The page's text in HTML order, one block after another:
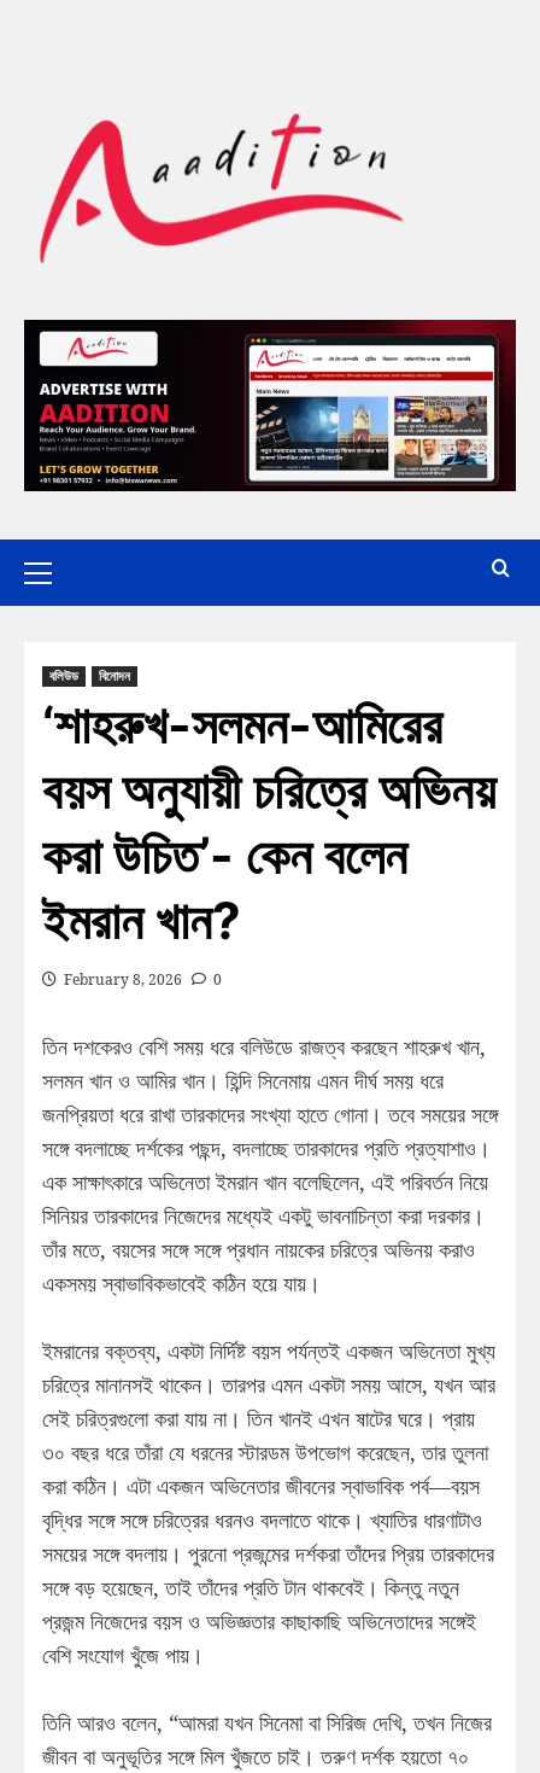
বলিউড বিনোদন
‘শাহরুখ-সলমন-আমিরের
বয়স অনুযায়ী চরিত্রে অভিনয়
করা উচিত’- কেন বলেন
ইমরান খান?
February 8, 2026 0
তিন দশকেরও বেশি সময় ধরে বলিউডে রাজত্ব করছেন শাহরুখ খান,
সলমন খান ও আমির খান। হিন্দি সিনেমায় এমন দীর্ঘ সময় ধরে
জনপ্রিয়তা ধরে রাখা তারকাদের সংখ্যা হাতে গোনা। তবে সময়ের সঙ্গে
সঙ্গে বদলাচ্ছে দর্শকের পছন্দ, বদলাচ্ছে তারকাদের প্রতি প্রত্যাশাও।
এক সাক্ষাৎকারে অভিনেতা ইমরান খান বলেছিলেন, এই পরিবর্তন নিয়ে
সিনিয়র তারকাদের নিজেদের মধ্যেই একটু ভাবনাচিন্তা করা দরকার।
তাঁর মতে, বয়সের সঙ্গে সঙ্গে প্রধান নায়কের চরিত্রে অভিনয় করাও
একসময় স্বাভাবিকভাবেই কঠিন হয়ে যায়।
ইমরানের বক্তব্য, একটা নির্দিষ্ট বয়স পর্যন্তই একজন অভিনেতা মুখ্য
চরিত্রে মানানসই থাকেন। তারপর এমন একটা সময় আসে, যখন আর
সেই চরিত্রগুলো করা যায় না। তিন খানই এখন ষাটের ঘরে। প্রায়
৩০ বছর ধরে তাঁরা যে ধরনের স্টারডম উপভোগ করেছেন, তার তুলনা
করা কঠিন। এটা একজন অভিনেতার জীবনের স্বাভাবিক পর্ব—বয়স
বৃদ্ধির সঙ্গে সঙ্গে চরিত্রের ধরনও বদলাতে থাকে। খ্যাতির ধারণাটাও
সময়ের সঙ্গে বদলায়। পুরনো প্রজন্মের দর্শকরা তাঁদের প্রিয় তারকাদের
সঙ্গে বড় হয়েছেন, তাই তাঁদের প্রতি টান থাকবেই। কিন্তু নতুন
প্রজন্ম নিজেদের বয়স ও অভিজ্ঞতার কাছাকাছি অভিনেতাদের সঙ্গেই
বেশি সংযোগ খুঁজে পায়।
তিনি আরও বলেন, “আমরা যখন সিনেমা বা সিরিজ দেখি, তখন নিজের
জীবন বা অনুভূতির সঙ্গে মিল খুঁজতে চাই। তরুণ দর্শক হয়তো ৭০